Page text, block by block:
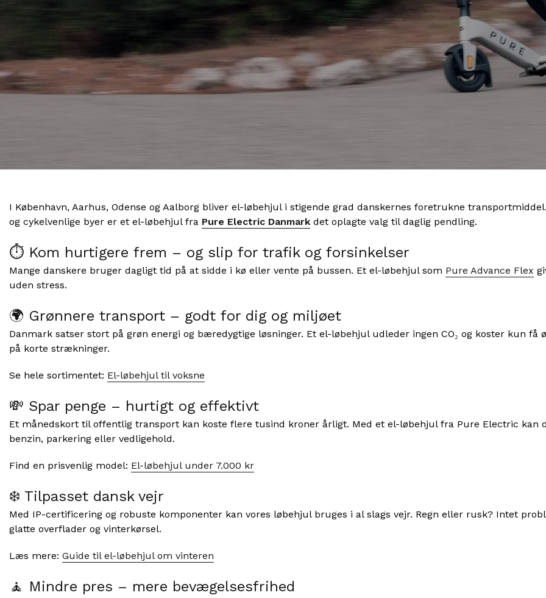
I København, Aarhus, Odense og Aalborg bliver el-løbehjul i stigende grad danskernes foretrukne
og cykelvenlige byer er et el-løbehjul fra Pure Electric Danmark det oplagte valg til daglig pendling.
⏱ Kom hurtigere frem – og slip for trafik og forsinkelser
Mange danskere bruger dagligt tid på at sidde i kø eller vente på bussen. Et el-løbehjul som Pure Advance Flex
uden stress.
🌍 Grønnere transport – godt for dig og miljøet
Danmark satser stort på grøn energi og bæredygtige løsninger. Et el-løbehjul udleder ingen CO₂ og koster kun
på korte strækninger.
Se hele sortimentet: El-løbehjul til voksne
💸 Spar penge – hurtigt og effektivt
Et månedskort til offentlig transport kan koste flere tusind kroner årligt. Med et el-løbehjul fra Pure Electric
benzin, parkering eller vedligehold.
Find en prisvenlig model: El-løbehjul under 7.000 kr
❄️ Tilpasset dansk vejr
Med IP-certificering og robuste komponenter kan vores løbehjul bruges i al slags vejr. Regn eller rusk? Intet
glatte overflader og vinterkørsel.
Læs mere: Guide til el-løbehjul om vinteren
🧘 Mindre pres – mere bevægelsesfrihed